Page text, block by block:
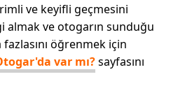
ve keyifli geçmesini
almak ve otogarın sunduğu
öğrenmek için
var mı?sayfasını